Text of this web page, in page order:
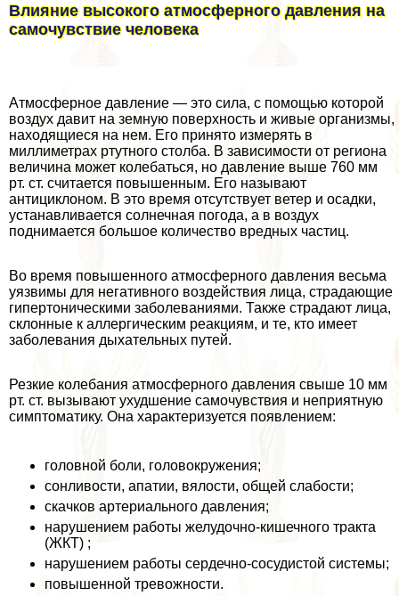
Влияние высокого атмосферного давления на
самочувствие человека
Атмосферное давление — это сила, с помощью которой
воздух давит на земную поверхность и живые организмы,
находящиеся на нем. Его принято измерять в
миллиметрах ртутного столба. В зависимости от региона
величина может колeбaться, но давление выше 760 мм
рт. ст. считается повышенным. Его называют
антициклоном. В это время отсутствует ветер и осадки,
устанавливается солнечная погода, а в воздух
поднимается большое количество вредных частиц.
Во время повышенного атмосферного давления весьма
уязвимы для негативного воздействия лица, страдающие
гипертоническими заболеваниями. Также страдают лица,
склонные к аллергическим реакциям, и те, кто имеет
заболевания дыхательных путей.
Резкие колебания атмосферного давления свыше 10 мм
рт. ст. вызывают ухудшение самочувствия и неприятную
симптоматику. Она хаpaктеризуется появлением:
головной боли, головокружения;
сонливости, апатии, вялости, общей слабости;
скачков артериального давления;
нарушением работы желудочно-кишечного тpaкта
(ЖКТ) ;
нарушением работы сердечно-сосудистой системы;
повышенной тревожности.